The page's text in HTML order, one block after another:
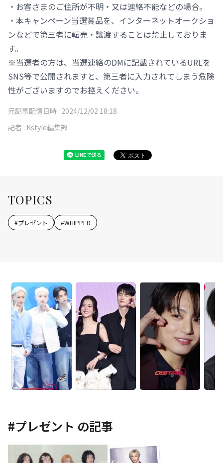
・お客さまのご住所が不明・又は連絡不能などの場合。
・本キャンペーン当選賞品を、インターネットオークショ
ンなどで第三者に転売・譲渡することは禁止しておりま
す。
※当選者の方は、当選連絡のDMに記載されているURLを
SNS等で公開されますと、第三者に入力されてしまう危険
性がございますのでお控えください。
元記事配信日時 : 2024/12/02 18:18
記者 : Kstyle編集部
TOPICS
#プレゼント #WHIPPED
#プレゼント の記事